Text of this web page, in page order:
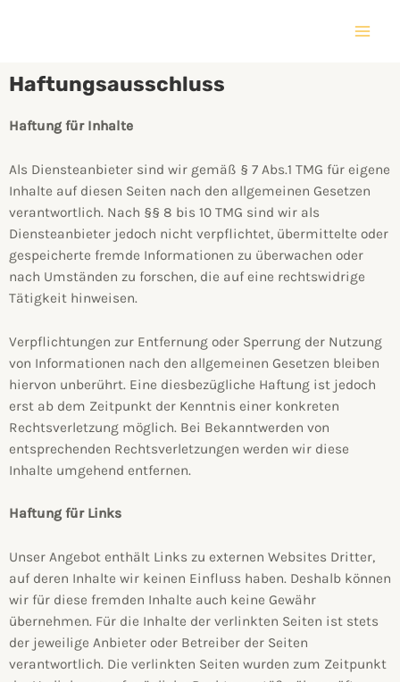
Haftungsausschluss
Haftung für Inhalte
Als Diensteanbieter sind wir gemäß § 7 Abs.1 TMG für eigene
Inhalte auf diesen Seiten nach den allgemeinen Gesetzen
verantwortlich. Nach §§ 8 bis 10 TMG sind wir als
Diensteanbieter jedoch nicht verpflichtet, übermittelte oder
gespeicherte fremde Informationen zu überwachen oder
nach Umständen zu forschen, die auf eine rechtswidrige
Tätigkeit hinweisen.
Verpflichtungen zur Entfernung oder Sperrung der Nutzung
von Informationen nach den allgemeinen Gesetzen bleiben
hiervon unberührt. Eine diesbezügliche Haftung ist jedoch
erst ab dem Zeitpunkt der Kenntnis einer konkreten
Rechtsverletzung möglich. Bei Bekanntwerden von
entsprechenden Rechtsverletzungen werden wir diese
Inhalte umgehend entfernen.
Haftung für Links
Unser Angebot enthält Links zu externen Websites Dritter,
auf deren Inhalte wir keinen Einfluss haben. Deshalb können
wir für diese fremden Inhalte auch keine Gewähr
übernehmen. Für die Inhalte der verlinkten Seiten ist stets
der jeweilige Anbieter oder Betreiber der Seiten
verantwortlich. Die verlinkten Seiten wurden zum Zeitpunkt